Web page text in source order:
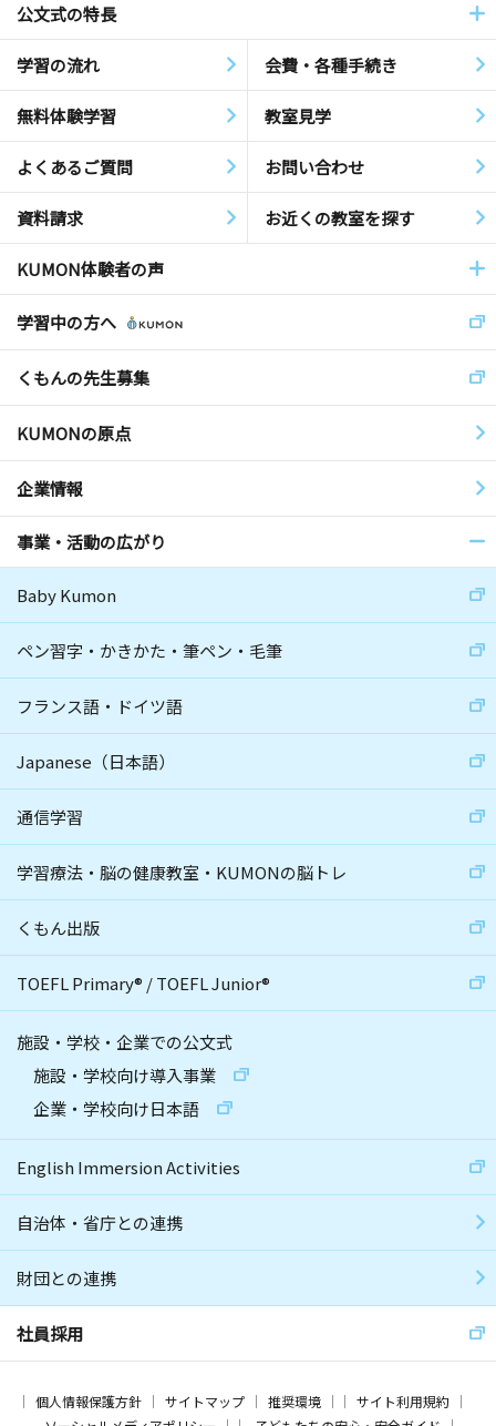
公文式の特長
学習の流れ 会費・各種手続き
無料体験学習 教室見学
よくあるご質問 お問い合わせ
資料請求 お近くの教室を探す
KUMON体験者の声
学習中の方へ
くもんの先生募集
KUMONの原点
企業情報
事業・活動の広がり
Baby Kumon
ペン習字・かきかた・筆ペン・毛筆
フランス語・ドイツ語
Japanese（日本語）
通信学習
学習療法・脳の健康教室・KUMONの脳トレ
くもん出版
TOEFL Primary® /TOEFL Junior®
施設・学校・企業での公文式
施設・学校向け導入事業
企業・学校向け日本語
English Immersion Activities
自治体・省庁との連携
財団との連携
社員採用
個人情報保護方針 サイトマップ 推奨環境
サイト利用規約